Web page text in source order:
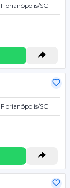
Florianópolis/SC
Florianópolis/SC